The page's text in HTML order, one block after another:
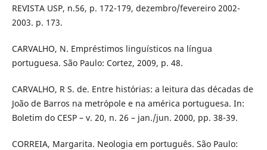
REVISTA USP, n.56, p. 172-179, dezembro/fevereiro 2002-
2003. p. 173.
CARVALHO, N. Empréstimos linguísticos na língua
portuguesa. São Paulo: Cortez, 2009, p. 48.
CARVALHO, R S. de. Entre histórias: a leitura das décadas de
João de Barros na metrópole e na américa portuguesa. In:
Boletim do CESP – v. 20, n. 26 – jan./jun. 2000, pp. 38-39.
CORREIA, Margarita. Neologia em português. São Paulo: